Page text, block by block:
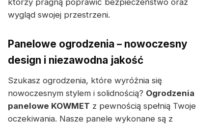
którzy pragną poprawić bezpieczeństwo oraz
wygląd swojej przestrzeni.
Panelowe ogrodzenia – nowoczesny
design i niezawodna jakość
Szukasz ogrodzenia, które wyróżnia się
nowoczesnym stylem i solidnością? Ogrodzenia
panelowe KOWMET z pewnością spełnią Twoje
oczekiwania. Nasze panele wykonane są z